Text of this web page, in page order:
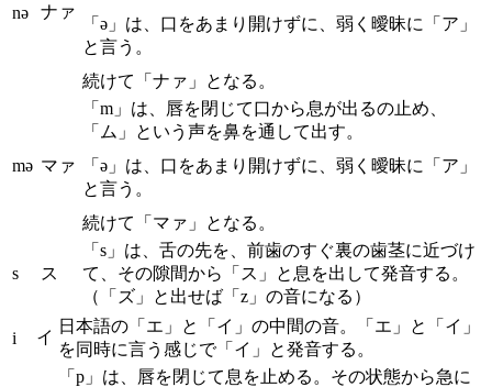
nə ナァ
「ə」は、口をあまり開けずに、弱く曖昧に「ア」
と言う。
続けて「ナァ」となる。
mə マァ
「m」は、唇を閉じて口から息が出るの止め、
「ム」という声を鼻を通して出す。
「ə」は、口をあまり開けずに、弱く曖昧に「ア」
と言う。
続けて「マァ」となる。
s ス
「s」は、舌の先を、前歯のすぐ裏の歯茎に近づけ
て、その隙間から「ス」と息を出して発音する。
（「ズ」と出せば「z」の音になる）
i イ
日本語の「エ」と「イ」の中間の音。「エ」と「イ」
を同時に言う感じで「イ」と発音する。
「p」は、唇を閉じて息を止める。その状態から急に